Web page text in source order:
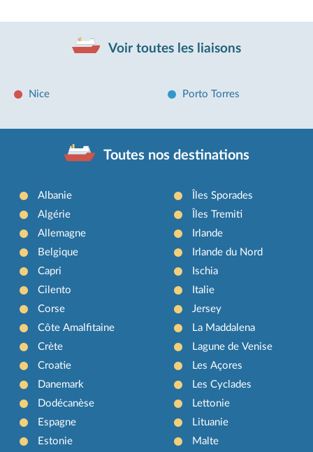
Voir toutes les liaisons
Nice Porto Torres
Toutes nos destinations
Albanie
Algérie
Allemagne
Belgique
Capri
Cilento
Corse
Côte Amalfitaine
Crète
Croatie
Danemark
Dodécanèse
Espagne
Estonie
Îles Sporades
Îles Tremiti
Irlande
Irlande du Nord
Ischia
Italie
Jersey
La Maddalena
Lagune de Venise
Les Açores
Les Cyclades
Lettonie
Lituanie
Malte